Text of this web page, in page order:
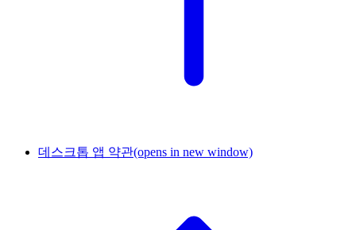
데스크톱 앱 약관(opens in new window)